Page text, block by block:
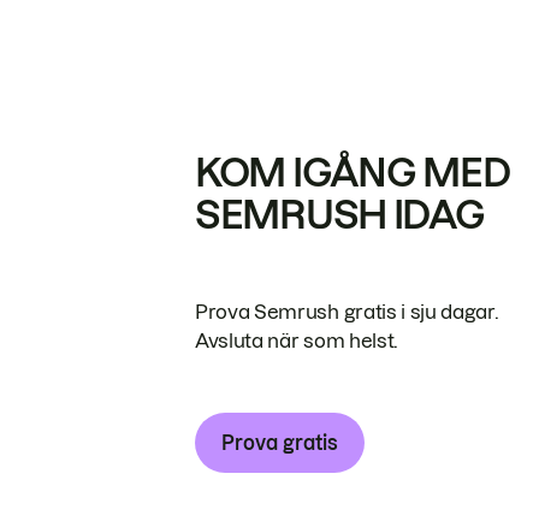
KOM IGÅNG MED
SEMRUSH IDAG
Prova Semrush gratis i sju dagar.
Avsluta när som helst.
Prova gratis